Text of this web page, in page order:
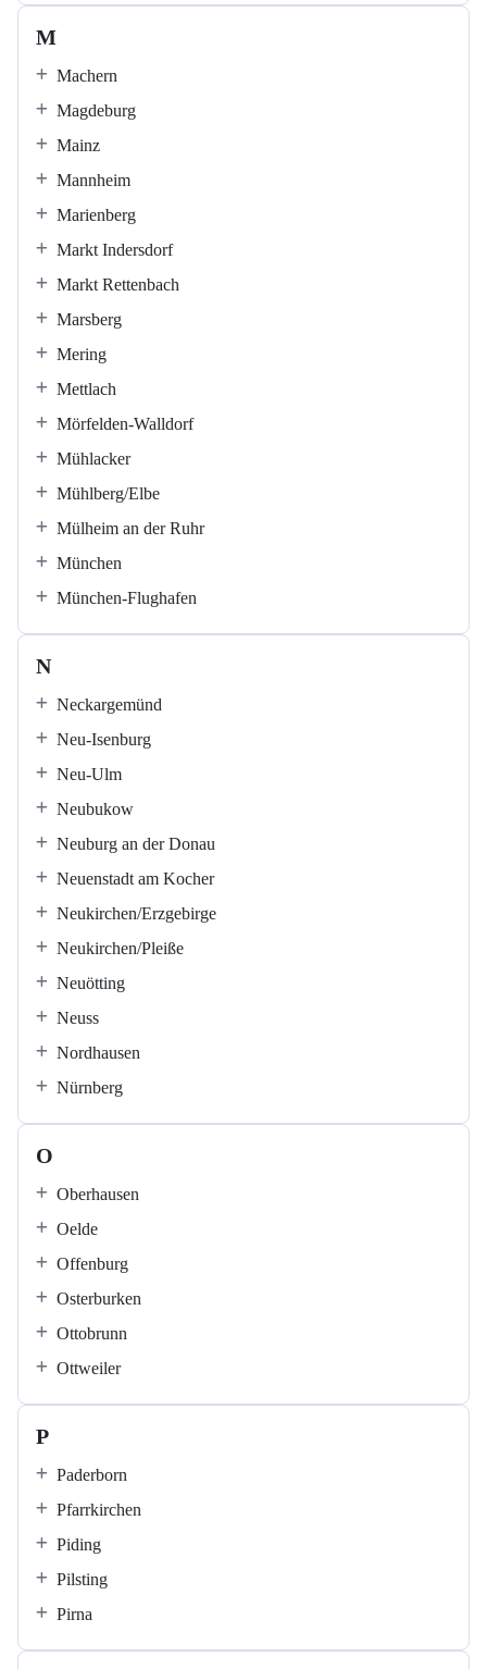
M
Machern
Magdeburg
Mainz
Mannheim
Marienberg
Markt Indersdorf
Markt Rettenbach
Marsberg
Mering
Mettlach
Mörfelden-Walldorf
Mühlacker
Mühlberg/Elbe
Mülheim an der Ruhr
München
München-Flughafen
N
Neckargemünd
Neu-Isenburg
Neu-Ulm
Neubukow
Neuburg an der Donau
Neuenstadt am Kocher
Neukirchen/Erzgebirge
Neukirchen/Pleiße
Neuötting
Neuss
Nordhausen
Nürnberg
O
Oberhausen
Oelde
Offenburg
Osterburken
Ottobrunn
Ottweiler
P
Paderborn
Pfarrkirchen
Piding
Pilsting
Pirna